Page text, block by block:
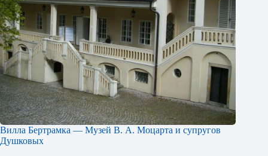
Вилла Бертрамка — Музей В. А. Моцарта и супругов
Душковых